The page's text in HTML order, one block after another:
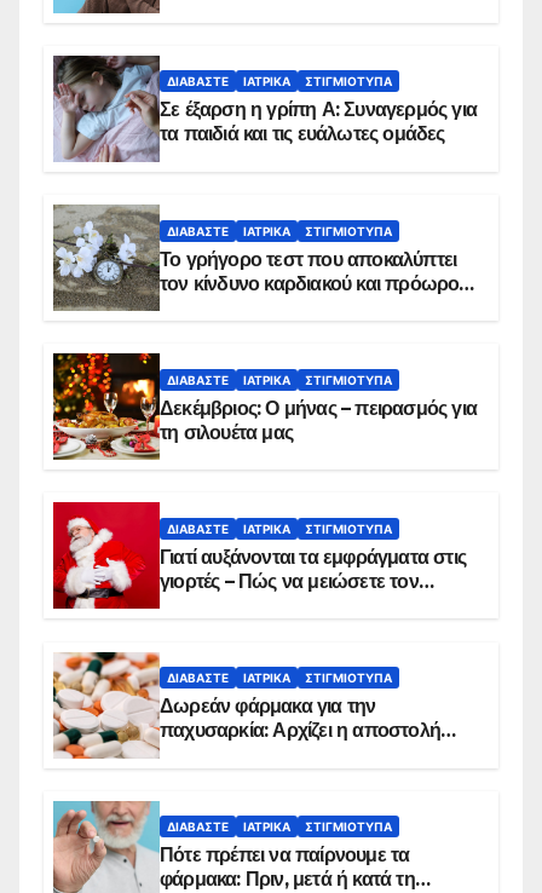
ΔΙΑΒΆΣΤΕ ΙΑΤΡΙΚΆ ΣΤΙΓΜΙΌΤΥΠΑ
Σε έξαρση η γρίπη Α: Συναγερμός για
τα παιδιά και τις ευάλωτες ομάδες
ΔΙΑΒΆΣΤΕ ΙΑΤΡΙΚΆ ΣΤΙΓΜΙΌΤΥΠΑ
Το γρήγορο τεστ που αποκαλύπτει
τον κίνδυνο καρδιακού και πρόωρου
ΔΙΑΒΆΣΤΕ ΙΑΤΡΙΚΆ ΣΤΙΓΜΙΌΤΥΠΑ
Δεκέμβριος: Ο μήνας – πειρασμός για
τη σιλουέτα μας
ΔΙΑΒΆΣΤΕ ΙΑΤΡΙΚΆ ΣΤΙΓΜΙΌΤΥΠΑ
Γιατί αυξάνονται τα εμφράγματα στις
γιορτές – Πώς να μειώσετε τον
ΔΙΑΒΆΣΤΕ ΙΑΤΡΙΚΆ ΣΤΙΓΜΙΌΤΥΠΑ
Δωρεάν φάρμακα για την
παχυσαρκία: Αρχίζει η αποστολή
ΔΙΑΒΆΣΤΕ ΙΑΤΡΙΚΆ ΣΤΙΓΜΙΌΤΥΠΑ
Πότε πρέπει να παίρνουμε τα
φάρμακα: Πριν, μετά ή κατά τη